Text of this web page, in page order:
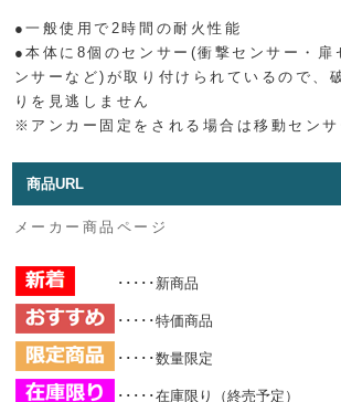
●一般使用で2時間の耐火性能
●本体に8個のセンサー(衝撃センサー・扉
ンサーなど)が取り付けられているので、
りを見逃しません
※アンカー固定をされる場合は移動センサ
商品URL
メーカー商品ページ
･････新商品
･････特価商品
･････数量限定
･････在庫限り（終売予定）